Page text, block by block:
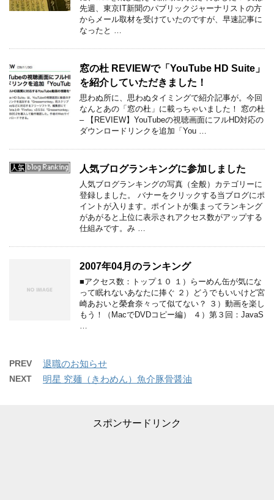
先週、東京IT新聞のパブリックジャーナリストの方
からメール取材を受けていたのですが、早速記事に
なったと …
窓の杜 REVIEWで「YouTube HD Suite」
を紹介していただきました！
思わぬ所に、思わぬタイミングで紹介記事が。今回
なんとあの「窓の杜」に載っちゃいました！ 窓の杜
– 【REVIEW】YouTubeの視聴画面にフルHD対応の
ダウンロードリンクを追加「You …
人気ブログランキングに参加しました
人気ブログランキングの写真（全般）カテゴリーに
登録しました。 バナーをクリックする当ブログにポ
イントが入ります。ポイントが集まってランキング
があがると上位に表示されアクセス数がアップする
仕組みです。み …
2007年04月のランキング
■アクセス数：トップ１０ １）らーめん缶が気にな
って眠れないあなたに捧ぐ ２）どうでもいいけど宮
崎あおいと榮倉奈々って似てない？ ３）動画を楽し
もう！（MacでDVDコピー編） ４）第３回：JavaS
…
PREV 退職のお知らせ
NEXT 明星 究麺（きわめん）魚介豚骨醤油
スポンサードリンク